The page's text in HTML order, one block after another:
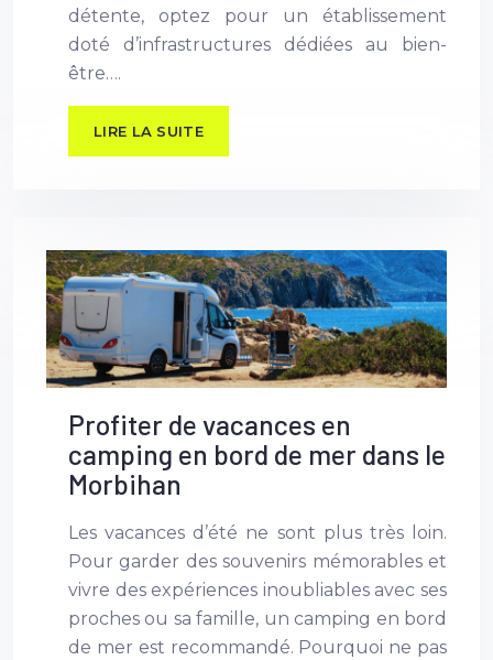
détente, optez pour un établissement
doté d’infrastructures dédiées au bien-
être….
LIRE LA SUITE
Profiter de vacances en
camping en bord de mer dans le
Morbihan
Les vacances d’été ne sont plus très loin.
Pour garder des souvenirs mémorables et
vivre des expériences inoubliables avec ses
proches ou sa famille, un camping en bord
de mer est recommandé. Pourquoi ne pas